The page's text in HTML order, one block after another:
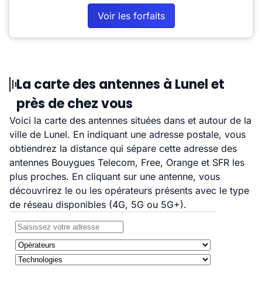
Voir les forfaits
La carte des antennes à Lunel et
près de chez vous
Voici la carte des antennes situées dans et autour de la
ville de Lunel. En indiquant une adresse postale, vous
obtiendrez la distance qui sépare cette adresse des
antennes Bouygues Telecom, Free, Orange et SFR les
plus proches. En cliquant sur une antenne, vous
découvrirez le ou les opérateurs présents avec le type
de réseau disponibles (4G, 5G ou 5G+).